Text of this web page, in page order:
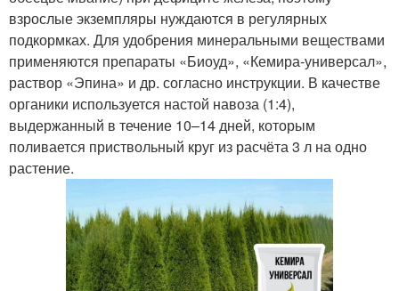
взрослые экземпляры нуждаются в регулярных
подкормках. Для удобрения минеральными веществами
применяются препараты «Биоуд», «Кемира-универсал»,
раствор «Эпина» и др. согласно инструкции. В качестве
органики используется настой навоза (1:4),
выдержанный в течение 10–14 дней, которым
поливается приствольный круг из расчёта 3 л на одно
растение.